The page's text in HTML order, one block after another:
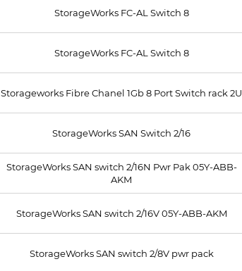
StorageWorks FC-AL Switch 8
StorageWorks FC-AL Switch 8
Storageworks Fibre Chanel 1Gb 8 Port Switch rack 2U
StorageWorks SAN Switch 2/16
StorageWorks SAN switch 2/16N Pwr Pak 05Y-ABB-
AKM
StorageWorks SAN switch 2/16V 05Y-ABB-AKM
StorageWorks SAN switch 2/8V pwr pack